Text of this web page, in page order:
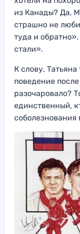
из Канады? Да,
страшно не
туда и
стали».
К слову,
поведение
разочаровало?
единственный,